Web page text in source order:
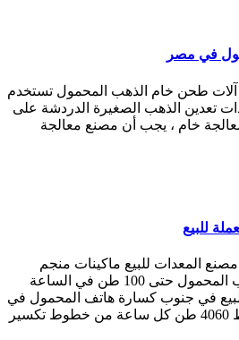
في مصر
طحن خام الذهب المحمول تستخدم
تعدين الذهب الصغيرة الدردشة على
خام ، يجب أن مصنع معالجة
للبيع
خام الذهب غرامة prossing مصنع المعدات للبيع ماكينات منجم
الذهب. مصنع معالجة الذهب المحمول حتى 100 طن في الساعة
في جنوب كسارة هاتف المحمول في
معدات غسل الرمال خطوط 4060 طن كل ساعة من خطوط تكسير